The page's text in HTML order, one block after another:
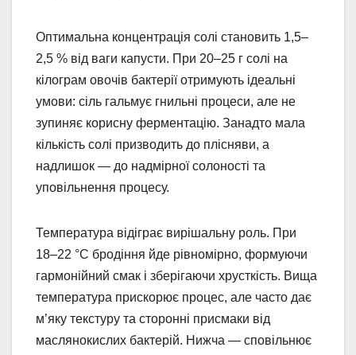
Оптимальна концентрація солі становить 1,5–
2,5 % від ваги капусти. При 20–25 г солі на
кілограм овочів бактерії отримують ідеальні
умови: сіль гальмує гнильні процеси, але не
зупиняє корисну ферментацію. Занадто мала
кількість солі призводить до плісняви, а
надлишок — до надмірної солоності та
уповільнення процесу.
Температура відіграє вирішальну роль. При
18–22 °C бродіння йде рівномірно, формуючи
гармонійний смак і зберігаючи хрусткість. Вища
температура прискорює процес, але часто дає
м’яку текстуру та сторонні присмаки від
маслянокислих бактерій. Нижча — сповільнює